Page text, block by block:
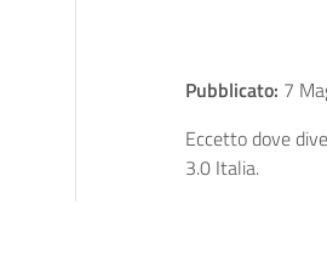
Pubblicato: 7
Eccetto dove
3.0 Italia.